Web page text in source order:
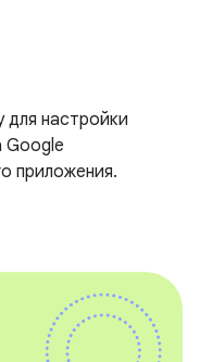
для настройки
Google
приложения.